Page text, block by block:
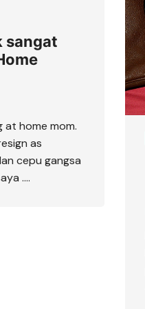
sangat
at home mom.
as
cepu gangsa
….